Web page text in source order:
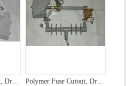
Polymer Fuse Cutout, Drop out Fuses 21 Kv 100A Polymer Fuse Cutout, Drop out Fuses 36 Kv 300A